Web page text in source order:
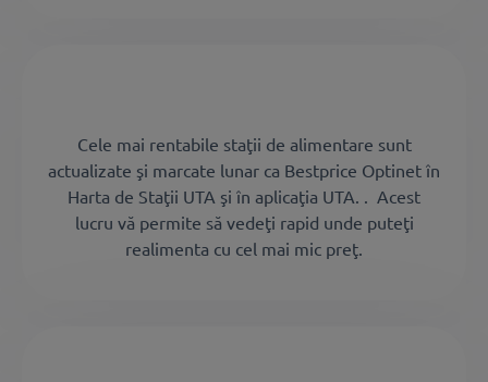
Cele mai rentabile staţii de alimentare sunt
actualizate şi marcate lunar ca Bestprice Optinet în
Harta de Staţii UTA şi în aplicaţia UTA. . Acest
lucru vă permite să vedeţi rapid unde puteţi
realimenta cu cel mai mic preţ.